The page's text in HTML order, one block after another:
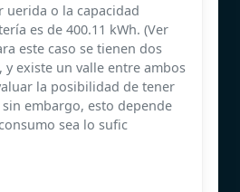
uerida o la capacidad
es de 400.11 kWh. (Ver
este caso se tienen dos
y existe un valle entre ambos
la posibilidad de tener
embargo, esto depende
sea lo sufic